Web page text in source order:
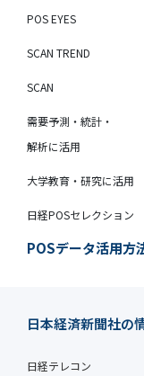
POS EYES
SCAN TREND
SCAN
需要予測・統計・
解析に活用
大学教育・研究に活用
日経POSセレクション
POSデータ活用方
日本経済新聞社の
日経テレコン